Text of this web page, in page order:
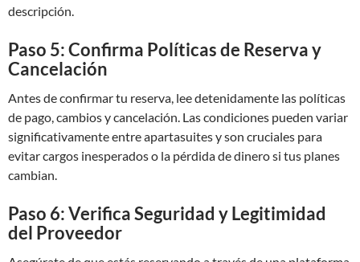
descripción.
Paso 5: Confirma Políticas de Reserva y
Cancelación
Antes de confirmar tu reserva, lee detenidamente las políticas
de pago, cambios y cancelación. Las condiciones pueden variar
significativamente entre apartasuites y son cruciales para
evitar cargos inesperados o la pérdida de dinero si tus planes
cambian.
Paso 6: Verifica Seguridad y Legitimidad
del Proveedor